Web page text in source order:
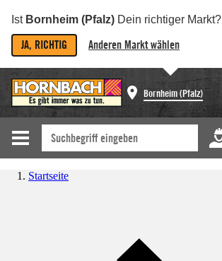
Ist Bornheim (Pfalz) Dein richtiger Markt?
JA, RICHTIG Anderen Markt wählen
Bornheim (Pfalz)
Startseite